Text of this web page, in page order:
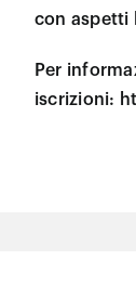
con aspetti
Per
iscrizioni: